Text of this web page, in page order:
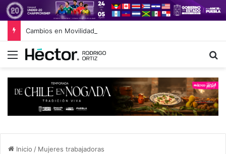
Menú
Inicio / Mujeres trabajadoras